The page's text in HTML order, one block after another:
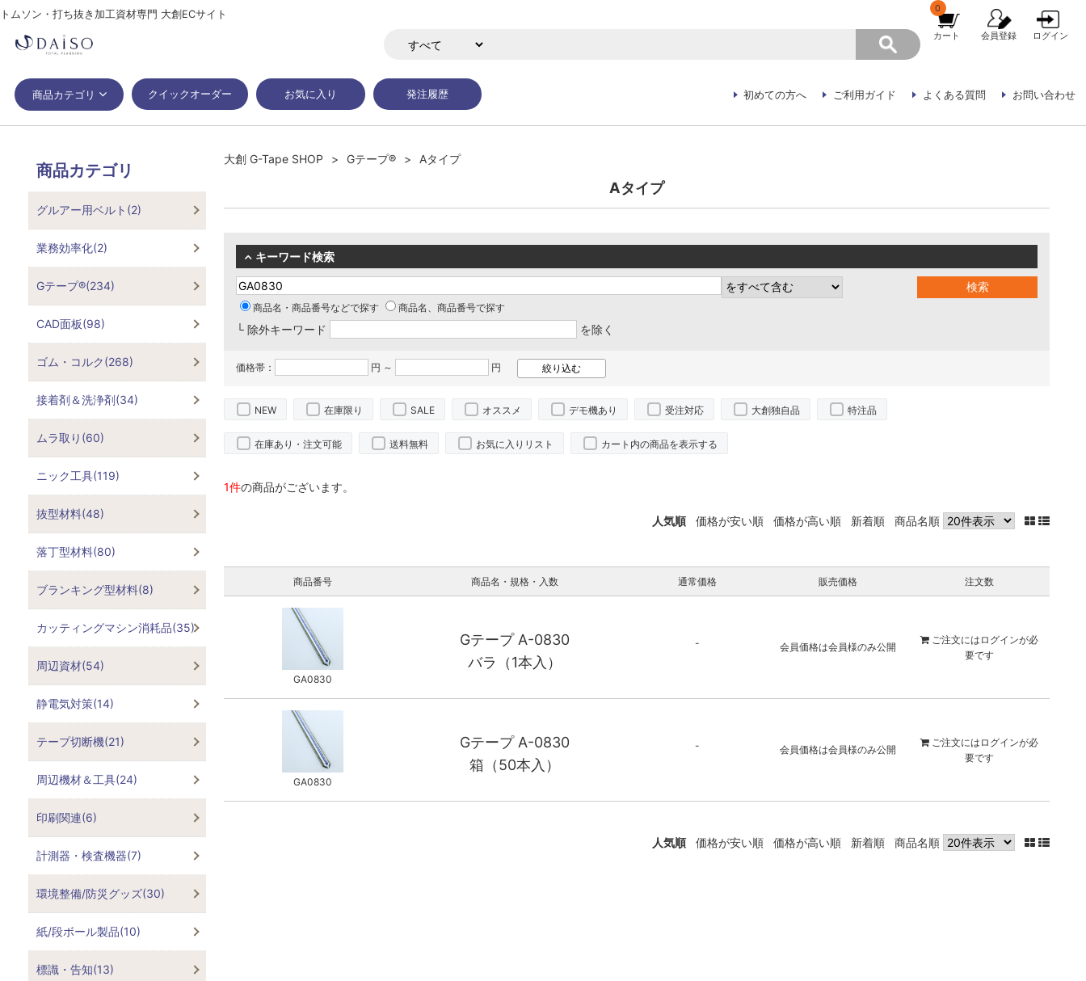
トムソン・打ち抜き加工資材専門 大創ECサイト 0
カート 会員登録 ログイン
商品カテゴリ クイックオーダー お気に入り 発注履歴 初めての方へ ご利用ガイド よくある質問 お問い合わせ
商品カテゴリ
グルアー用ベルト(2)
業務効率化(2)
Gテープ®(234)
CAD面板(98)
ゴム・コルク(268)
接着剤＆洗浄剤(34)
ムラ取り(60)
ニック工具(119)
抜型材料(48)
落丁型材料(80)
ブランキング型材料(8)
カッティングマシン消耗品(35)
周辺資材(54)
静電気対策(14)
テープ切断機(21)
周辺機材＆工具(24)
印刷関連(6)
計測器・検査機器(7)
環境整備/防災グッズ(30)
紙/段ボール製品(10)
標識・告知(13)
大創 G-Tape SHOP Gテープ® Aタイプ
Aタイプ
キーワード検索
商品名・商品番号などで探す 商品名、商品番号で探す
└ 除外キーワード を除く
価格帯： 円 ～ 円
NEW 在庫限り SALE オススメ デモ機あり 受注対応 大創独自品 特注品
在庫あり・注文可能 送料無料 お気に入りリスト カート内の商品を表示する
1件の商品がございます。
人気順 価格が安い順 価格が高い順 新着順 商品名順
商品番号 商品名・規格・入数 通常価格 販売価格 注文数
GA0830
Gテープ A-0830
バラ（1本入）
- 会員価格は会員様のみ公開
ご注文には ログインが必
要です
GA0830
Gテープ A-0830
箱（50本入）
- 会員価格は会員様のみ公開
ご注文には ログインが必
要です
人気順 価格が安い順 価格が高い順 新着順 商品名順